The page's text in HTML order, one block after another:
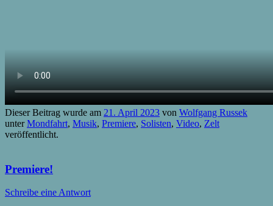
Dieser Beitrag wurde am 21. April 2023 von Wolfgang Russek
unterMondfahrt, Musik, Premiere, Solisten, Video, Zelt
veröffentlicht.
Premiere!
Schreibe eine Antwort